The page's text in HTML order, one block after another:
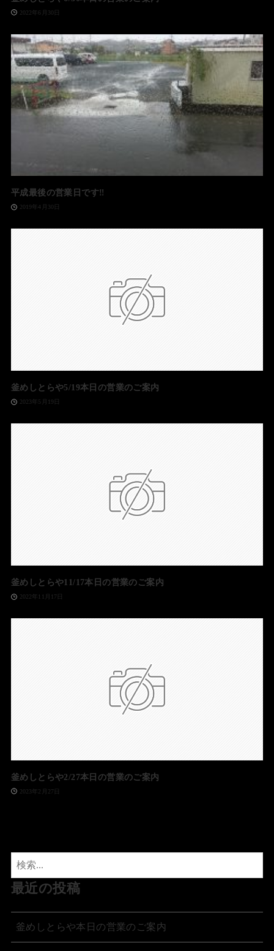
2022年6月30日
平成最後の営業日です‼️
2019年4月30日
釜めしとらや5/19本日の営業のご案内
2023年5月19日
釜めしとらや11/17本日の営業のご案内
2022年11月17日
釜めしとらや2/27本日の営業のご案内
2023年2月27日
最近の投稿
釜めしとらや本日の営業のご案内